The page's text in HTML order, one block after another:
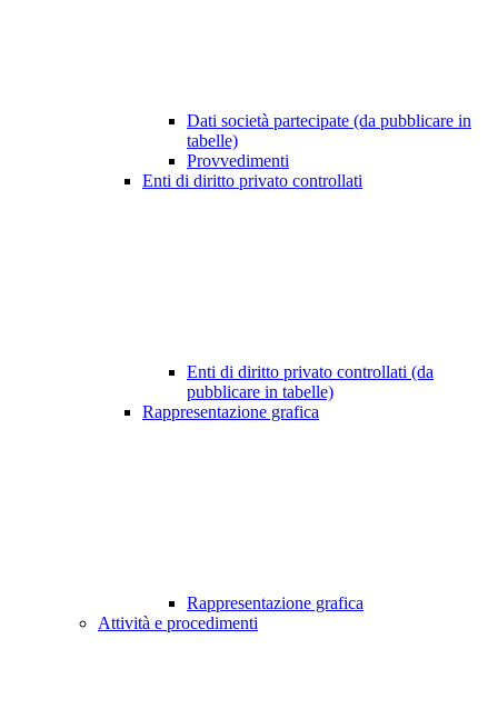
Dati società partecipate (da pubblicare in
tabelle)
Provvedimenti
Enti di diritto privato controllati
Enti di diritto privato controllati (da
pubblicare in tabelle)
Rappresentazione grafica
Rappresentazione grafica
Attività e procedimenti